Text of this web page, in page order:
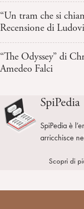
“Un tram che si
Recensione di
“The Odyssey” di
Amedeo Falci
SpiPedia
SpiPedia è
arricchisce
Scopri di